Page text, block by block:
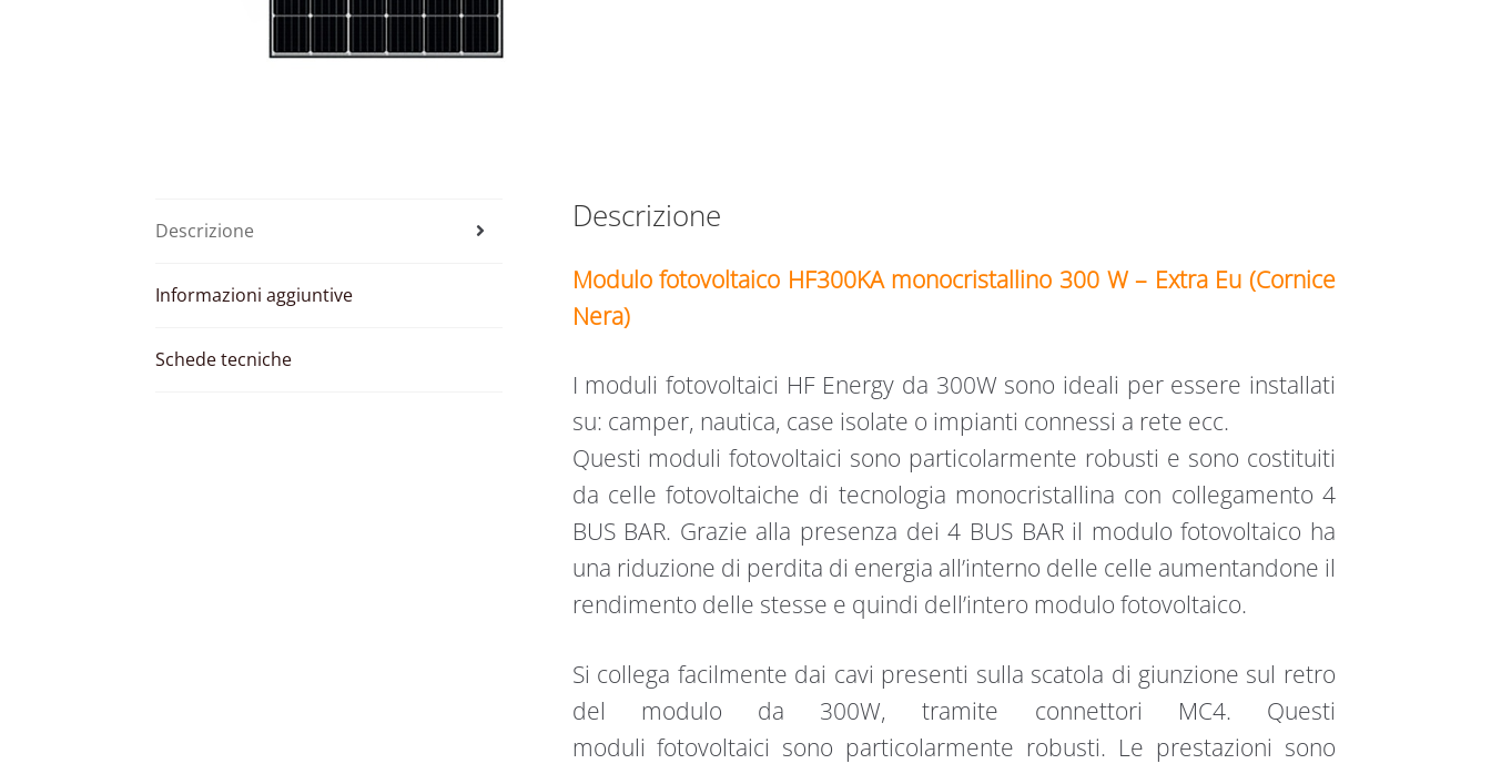
Descrizione
Informazioni aggiuntive
Schede tecniche
Descrizione
Modulo fotovoltaico HF300KA monocristallino 300 W – Extra Eu (Cornice
Nera)
I moduli fotovoltaici HF Energy da 300W sono ideali per essere installati
su: camper, nautica, case isolate o impianti connessi a rete ecc.
Questi moduli fotovoltaici sono particolarmente robusti e sono costituiti
da celle fotovoltaiche di tecnologia monocristallina con collegamento 4
BUS BAR. Grazie alla presenza dei 4 BUS BAR il modulo fotovoltaico ha
una riduzione di perdita di energia all’interno delle celle aumentandone il
rendimento delle stesse e quindi dell’intero modulo fotovoltaico.
Si collega facilmente dai cavi presenti sulla scatola di giunzione sul retro
del modulo da 300W, tramite connettori MC4. Questi
moduli fotovoltaici sono particolarmente robusti. Le prestazioni sono